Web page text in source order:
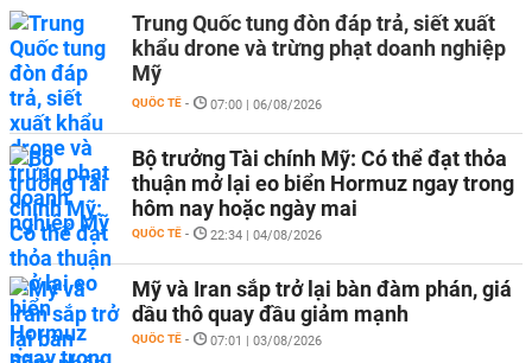
Trung Quốc tung đòn đáp trả, siết xuất
khẩu drone và trừng phạt doanh nghiệp
Mỹ
QUỐC TẾ - 07:00 | 06/08/2026
Bộ trưởng Tài chính Mỹ: Có thể đạt thỏa
thuận mở lại eo biển Hormuz ngay trong
hôm nay hoặc ngày mai
QUỐC TẾ - 22:34 | 04/08/2026
Mỹ và Iran sắp trở lại bàn đàm phán, giá
dầu thô quay đầu giảm mạnh
QUỐC TẾ - 07:01 | 03/08/2026